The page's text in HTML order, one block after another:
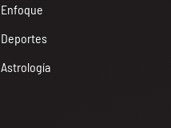
Enfoque
Deportes
Astrología